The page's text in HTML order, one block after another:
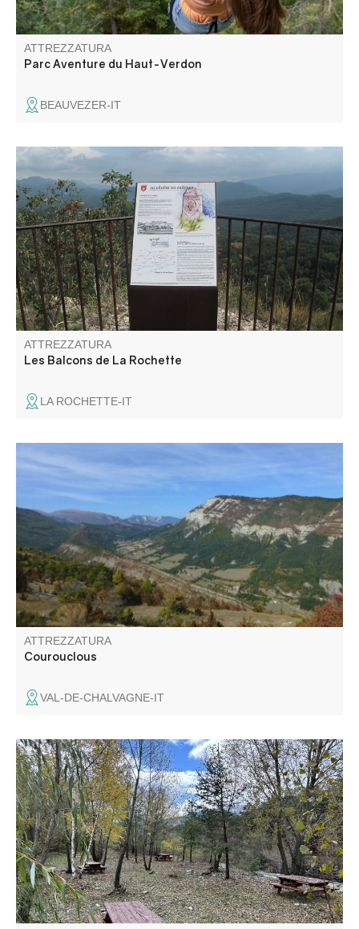
ATTREZZATURA
Parc Aventure du Haut-Verdon
BEAUVEZER-IT
Sui contrafforti della montagna di Gourdan, scopri la
piccola cappella Saint-Saturnin e goditi uno splendido
panorama sulla valle di Chanan, le montagne di Miolans,
del Cheiron e sul Mont Vial.
ATTREZZATURA
Les Balcons de La Rochette
LA ROCHETTE-IT
Partendo dall'ex Mairie di Montblanc, questo percorso si
snoda lungo l'alta valle della Chalvagne.
ATTREZZATURA
Courouclous
VAL-DE-CHALVAGNE-IT
Area picnic con quattro grandi tavoli idealmente situata ai
margini del verdon, all'ombra degli alberi. È possibile
raggiungere Colmars in 10 minuti a piedi.